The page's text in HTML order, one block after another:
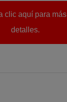
clic aquí para más
detalles.